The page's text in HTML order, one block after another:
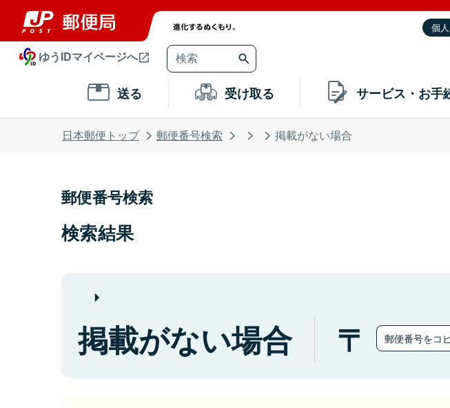
個人
ゆうIDマイページへ
送る 受け取る サービス・お手
日本郵便トップ 郵便番号検索 掲載がない場合
郵便番号検索
検索結果
掲載がない場合 郵便番号をコ